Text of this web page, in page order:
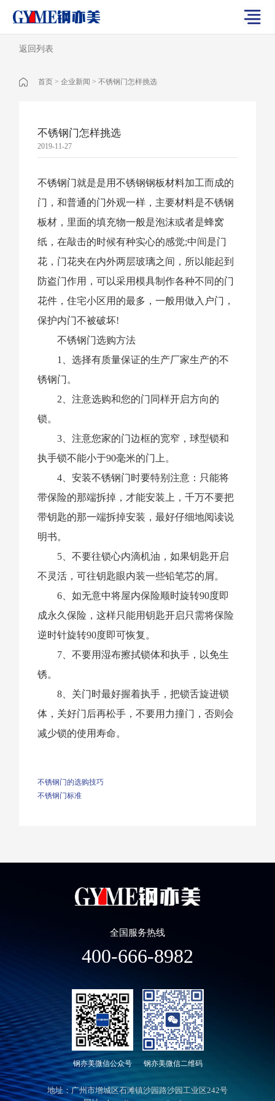
首页 > 企业新闻 > 不锈钢门怎样挑选
返回列表
不锈钢门怎样挑选
2019-11-27
不锈钢门就是是用不锈钢钢板材料加工而成的
门，和普通的门外观一样，主要材料是不锈钢
板材，里面的填充物一般是泡沫或者是蜂窝
纸，在敲击的时候有种实心的感觉;中间是门
花，门花夹在内外两层玻璃之间，所以能起到
防盗门作用，可以采用模具制作各种不同的门
花件，住宅小区用的最多，一般用做入户门，
保护内门不被破坏!
不锈钢门选购方法
1、选择有质量保证的生产厂家生产的不
锈钢门。
2、注意选购和您的门同样开启方向的
锁。
3、注意您家的门边框的宽窄，球型锁和
执手锁不能小于90毫米的门上。
4、安装不锈钢门时要特别注意：只能将
带保险的那端拆掉，才能安装上，千万不要把
带钥匙的那一端拆掉安装，最好仔细地阅读说
明书。
5、不要往锁心内滴机油，如果钥匙开启
不灵活，可往钥匙眼内装一些铅笔芯的屑。
6、如无意中将屋内保险顺时旋转90度即
成永久保险，这样只能用钥匙开启只需将保险
逆时针旋转90度即可恢复。
7、不要用湿布擦拭锁体和执手，以免生
锈。
8、关门时最好握着执手，把锁舌旋进锁
体，关好门后再松手，不要用力撞门，否则会
减少锁的使用寿命。
不锈钢门的选购技巧
不锈钢门标准
全国服务热线
400-666-8982
钢亦美微信公众号 钢亦美微信二维码
地址：广州市增城区石滩镇沙园路沙园工业区242号